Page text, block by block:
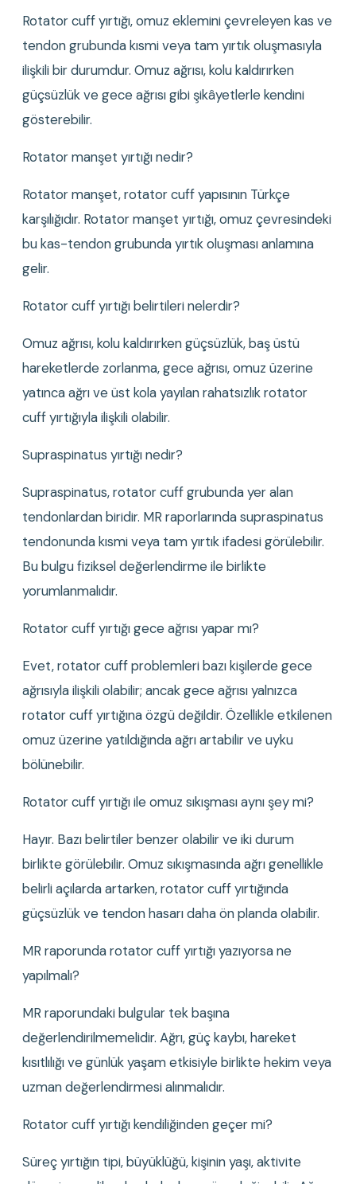
Rotator cuff yırtığı, omuz eklemini çevreleyen kas ve
tendon grubunda kısmi veya tam yırtık oluşmasıyla
ilişkili bir durumdur. Omuz ağrısı, kolu kaldırırken
güçsüzlük ve gece ağrısı gibi şikâyetlerle kendini
gösterebilir.
Rotator manşet yırtığı nedir?
Rotator manşet, rotator cuff yapısının Türkçe
karşılığıdır. Rotator manşet yırtığı, omuz çevresindeki
bu kas-tendon grubunda yırtık oluşması anlamına
gelir.
Rotator cuff yırtığı belirtileri nelerdir?
Omuz ağrısı, kolu kaldırırken güçsüzlük, baş üstü
hareketlerde zorlanma, gece ağrısı, omuz üzerine
yatınca ağrı ve üst kola yayılan rahatsızlık rotator
cuff yırtığıyla ilişkili olabilir.
Supraspinatus yırtığı nedir?
Supraspinatus, rotator cuff grubunda yer alan
tendonlardan biridir. MR raporlarında supraspinatus
tendonunda kısmi veya tam yırtık ifadesi görülebilir.
Bu bulgu fiziksel değerlendirme ile birlikte
yorumlanmalıdır.
Rotator cuff yırtığı gece ağrısı yapar mı?
Evet, rotator cuff problemleri bazı kişilerde gece
ağrısıyla ilişkili olabilir; ancak gece ağrısı yalnızca
rotator cuff yırtığına özgü değildir. Özellikle etkilenen
omuz üzerine yatıldığında ağrı artabilir ve uyku
bölünebilir.
Rotator cuff yırtığı ile omuz sıkışması aynı şey mi?
Hayır. Bazı belirtiler benzer olabilir ve iki durum
birlikte görülebilir. Omuz sıkışmasında ağrı genellikle
belirli açılarda artarken, rotator cuff yırtığında
güçsüzlük ve tendon hasarı daha ön planda olabilir.
MR raporunda rotator cuff yırtığı yazıyorsa ne
yapılmalı?
MR raporundaki bulgular tek başına
değerlendirilmemelidir. Ağrı, güç kaybı, hareket
kısıtlılığı ve günlük yaşam etkisiyle birlikte hekim veya
uzman değerlendirmesi alınmalıdır.
Rotator cuff yırtığı kendiliğinden geçer mi?
Süreç yırtığın tipi, büyüklüğü, kişinin yaşı, aktivite